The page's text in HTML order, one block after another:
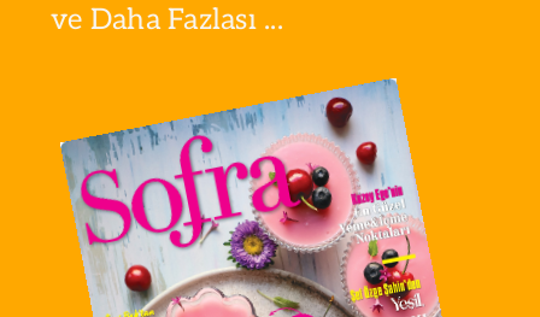
ve Daha Fazlası ...